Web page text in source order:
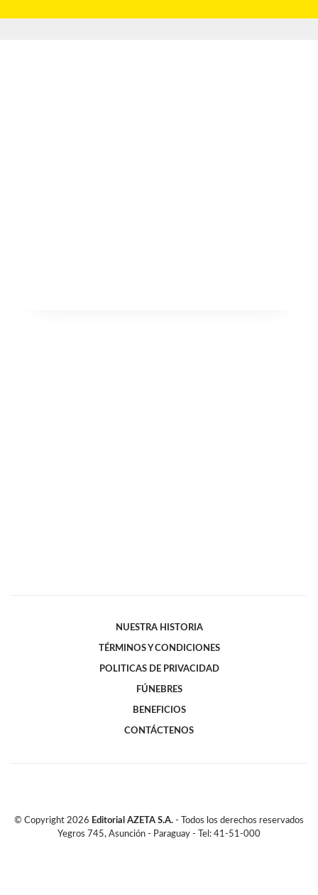
NUESTRA HISTORIA
TÉRMINOS Y CONDICIONES
POLITICAS DE PRIVACIDAD
FÚNEBRES
BENEFICIOS
CONTÁCTENOS
© Copyright 2026 Editorial AZETA S.A. - Todos los derechos reservados
Yegros 745, Asunción - Paraguay - Tel: 41-51-000